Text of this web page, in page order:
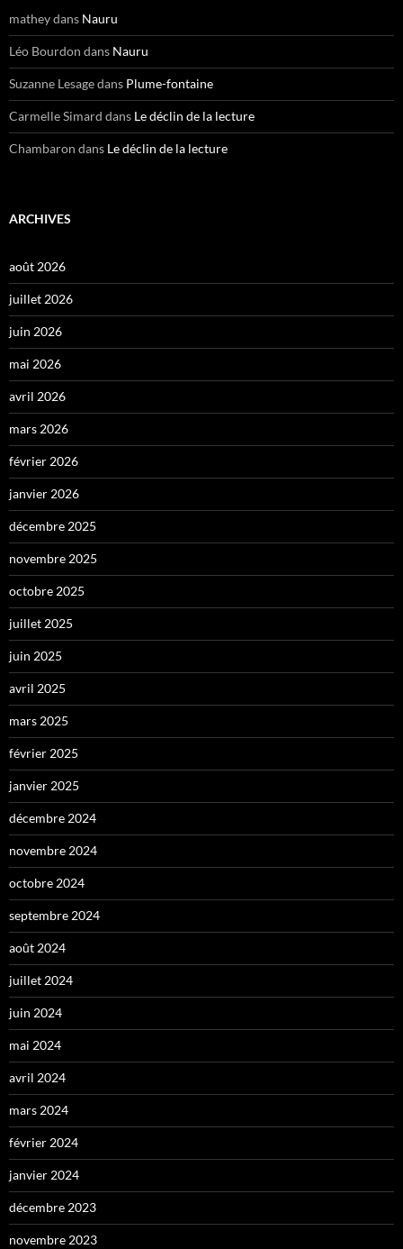
matheydans Nauru
Léo Bourdon dans Nauru
Suzanne Lesagedans Plume-fontaine
Carmelle Simard dans Le déclin de la lecture
Chambaron dans Le déclin de la lecture
ARCHIVES
août 2026
juillet 2026
juin 2026
mai 2026
avril 2026
mars 2026
février 2026
janvier 2026
décembre 2025
novembre 2025
octobre 2025
juillet 2025
juin 2025
avril 2025
mars 2025
février 2025
janvier 2025
décembre 2024
novembre 2024
octobre 2024
septembre 2024
août 2024
juillet 2024
juin 2024
mai 2024
avril 2024
mars 2024
février 2024
janvier 2024
décembre 2023
novembre 2023